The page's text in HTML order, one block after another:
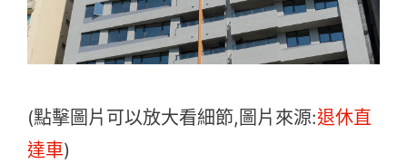
(點擊圖片可以放大看細節,圖片來源:退休直
達車)